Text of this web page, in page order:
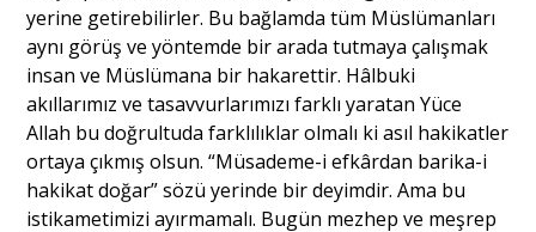
yerine getirebilirler. Bu bağlamda tüm Müslümanları
aynı görüş ve yöntemde bir arada tutmaya çalışmak
insan ve Müslümana bir hakarettir. Hâlbuki
akıllarımız ve tasavvurlarımızı farklı yaratan Yüce
Allah bu doğrultuda farklılıklar olmalı ki asıl hakikatler
ortaya çıkmış olsun. “Müsademe-i efkârdan barika-i
hakikat doğar” sözü yerinde bir deyimdir. Ama bu
istikametimizi ayırmamalı. Bugün mezhep ve meşrep